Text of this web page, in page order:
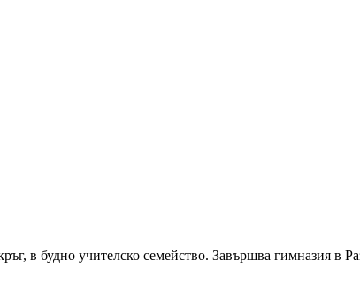
в будно учителско семейство. Завършва гимназия в